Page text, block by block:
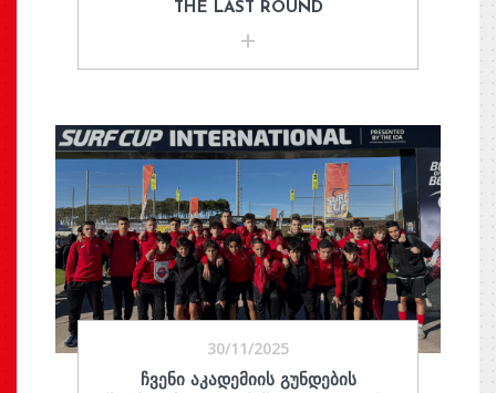
THE LAST ROUND
30/11/2025
ᲩᲕᲔᲜᲘ ᲐᲙᲐᲓᲔᲛᲘᲘᲡ ᲒᲣᲜᲓᲔᲑᲘᲡ